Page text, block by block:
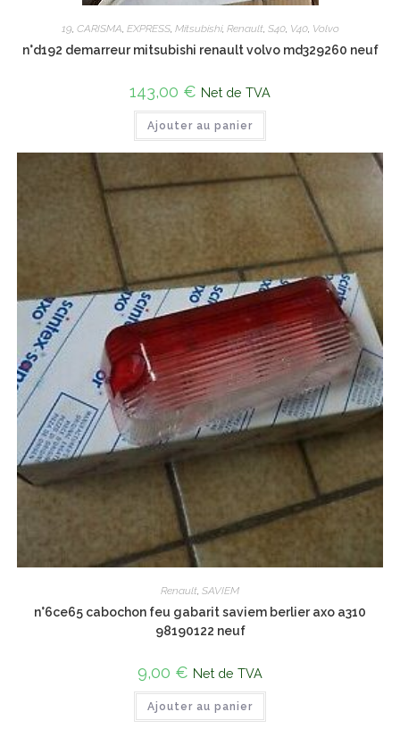
19, CARISMA, EXPRESS, Mitsubishi, Renault, S40, V40, Volvo
n°d192 demarreur mitsubishi renault volvo md329260 neuf
143,00 € Net de TVA
Ajouter au panier
Renault, SAVIEM
n°6ce65 cabochon feu gabarit saviem berlier axo a310
98190122 neuf
9,00 € Net de TVA
Ajouter au panier